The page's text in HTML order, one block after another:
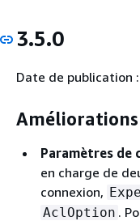
3.5.0
Date de publication
Améliorations
Paramètres de
en charge de
connexion,
AclOption .